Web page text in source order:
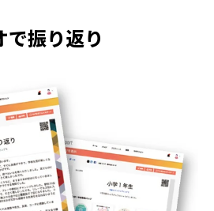
で振り返り